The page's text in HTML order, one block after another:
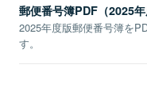
郵便番号簿PDF（2025年
2025年度版郵便番号簿を
す。